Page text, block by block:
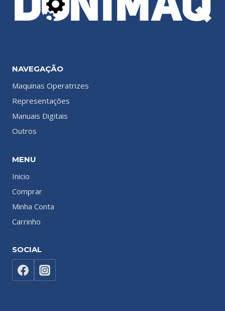
NAVEGAÇÃO
Maquinas Operatrizes
Representações
Manuais Digitais
Outros
MENU
Inicio
Comprar
Minha Conta
Carrinho
SOCIAL